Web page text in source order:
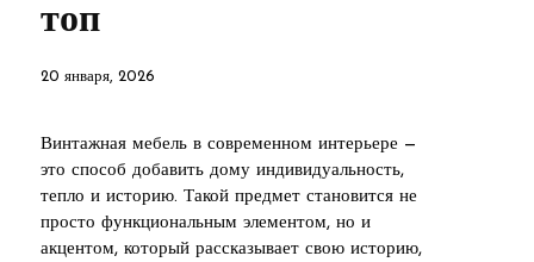
топ
20 января, 2026
Винтажная мебель в современном интерьере —
это способ добавить дому индивидуальность,
тепло и историю. Такой предмет становится не
просто функциональным элементом, но и
акцентом, который рассказывает свою историю,